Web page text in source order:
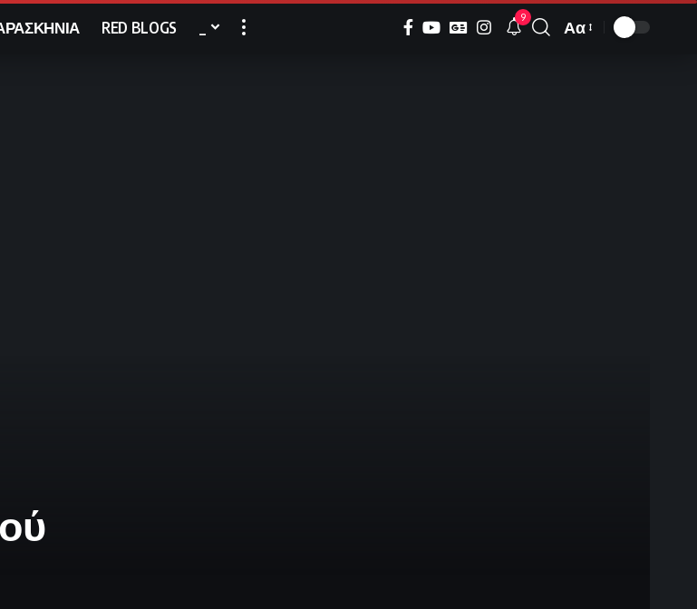
RED BLOGS 9
Font
Αα